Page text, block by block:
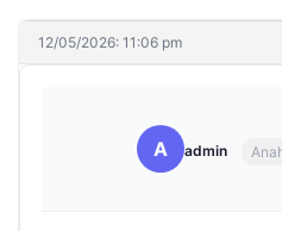
12/05/2026: 11:06 pm
A admin